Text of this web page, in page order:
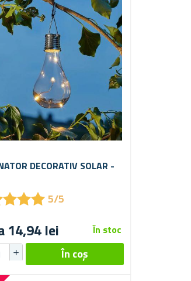
DECORATIV SOLAR -
★★★
★★★5/5
14,94 lei În stoc